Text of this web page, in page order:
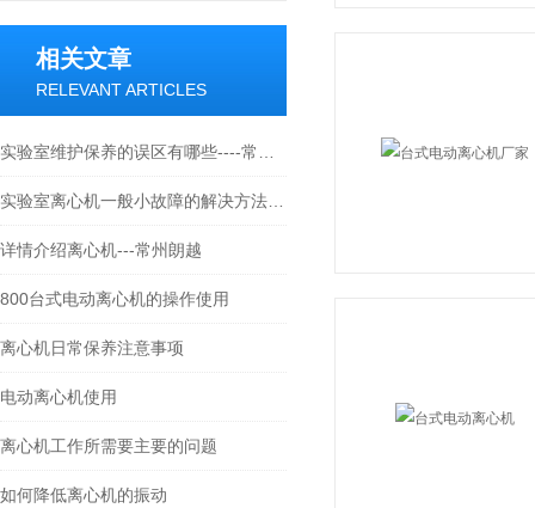
相关文章
RELEVANT ARTICLES
详情介绍离心机---常州朗越
800台式电动离心机的操作使用
离心机日常保养注意事项
电动离心机使用
离心机工作所需要主要的问题
如何降低离心机的振动